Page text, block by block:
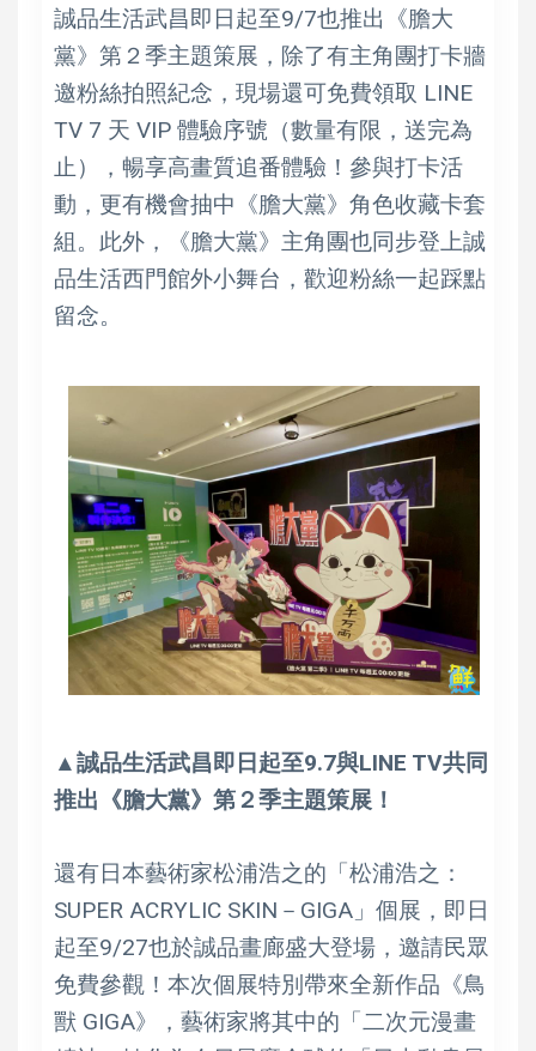
誠品生活武昌即日起至9/7也推出《膽大
黨》第２季主題策展，除了有主角團打卡牆
邀粉絲拍照紀念，現場還可免費領取 LINE
TV 7 天 VIP 體驗序號（數量有限，送完為
止），暢享高畫質追番體驗！參與打卡活
動，更有機會抽中《膽大黨》角色收藏卡套
組。此外，《膽大黨》主角團也同步登上誠
品生活西門館外小舞台，歡迎粉絲一起踩點
留念。
▲誠品生活武昌即日起至9.7與LINE TV共同
推出《膽大黨》第２季主題策展！
還有日本藝術家松浦浩之的「松浦浩之：
SUPER ACRYLIC SKIN－GIGA」個展，即日
起至9/27也於誠品畫廊盛大登場，邀請民眾
免費參觀！本次個展特別帶來全新作品《鳥
獸 GIGA》，藝術家將其中的「二次元漫畫